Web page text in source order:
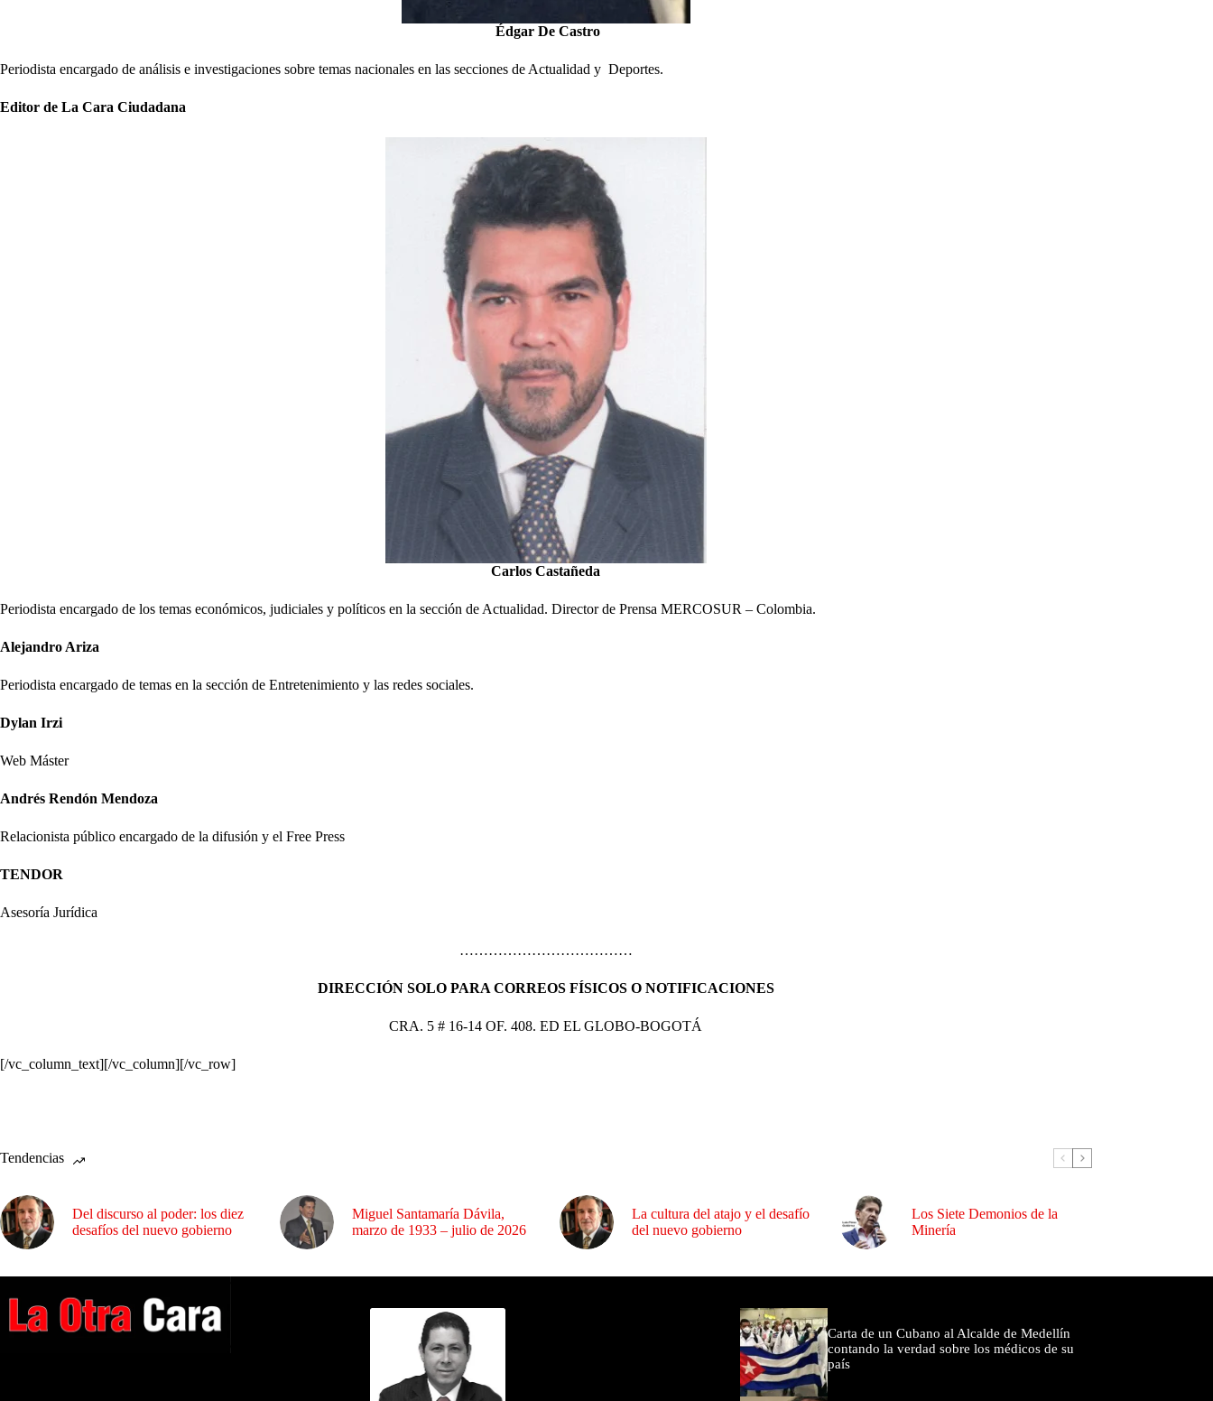
Édgar De Castro
Periodista encargado de análisis e investigaciones sobre temas nacionales en las secciones de Actualidad y Deportes.
Editor de La Cara Ciudadana
Carlos Castañeda
Periodista encargado de los temas económicos, judiciales y políticos en la sección de Actualidad. Director de Prensa MERCOSUR – Colombia.
Alejandro Ariza
Periodista encargado de temas en la sección de Entretenimiento y las redes sociales.
Dylan Irzi
Web Máster
Andrés Rendón Mendoza
Relacionista público encargado de la difusión y el Free Press
TENDOR
Asesoría Jurídica
………………………………
DIRECCIÓN SOLO PARA CORREOS FÍSICOS O NOTIFICACIONES
CRA. 5 # 16-14 OF. 408. ED EL GLOBO-BOGOTÁ
[/vc_column_text][/vc_column][/vc_row]
Tendencias
Del discurso al poder: los diez
desafíos del nuevo gobierno
Miguel Santamaría Dávila,
marzo de 1933 – julio de 2026
La cultura del atajo y el desafío
del nuevo gobierno
Los Siete Demonios de la
Minería
Carta de un Cubano al Alcalde de Medellín
contando la verdad sobre los médicos de su
país